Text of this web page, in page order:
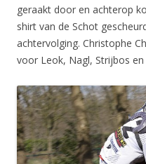
geraakt door en achterop
shirt van de Schot
achtervolging. Christophe
voor Leok, Nagl, Strijbos